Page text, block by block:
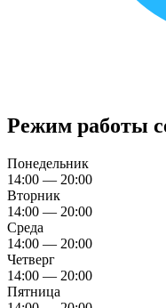
Режим работы
Понедельник
14:00 — 20:00
Вторник
14:00 — 20:00
Среда
14:00 — 20:00
Четверг
14:00 — 20:00
Пятница